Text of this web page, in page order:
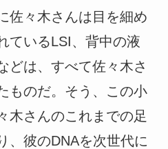
佐々木さんは目を細め
ているLSI、背中の液
どは、すべて佐々木さ
ものだ。そう、この小
木さんのこれまでの足
、彼のDNAを次世代に